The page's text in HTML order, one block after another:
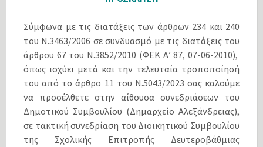
Σύμφωνα με τις διατάξεις των άρθρων 234 και 240
του Ν.3463/2006 σε συνδυασμό με τις διατάξεις του
άρθρου 67 του N.3852/2010 (ΦΕΚ Α’ 87, 07-06-2010),
όπως ισχύει μετά και την τελευταία τροποποίησή
του από το άρθρο 11 του Ν.5043/2023 σας καλούμε
να προσέλθετε στην αίθουσα συνεδριάσεων του
Δημοτικού Συμβουλίου (Δημαρχείο Αλεξάνδρειας),
σε τακτική συνεδρίαση του Διοικητικού Συμβουλίου
της Σχολικής Επιτροπής Δευτεροβάθμιας